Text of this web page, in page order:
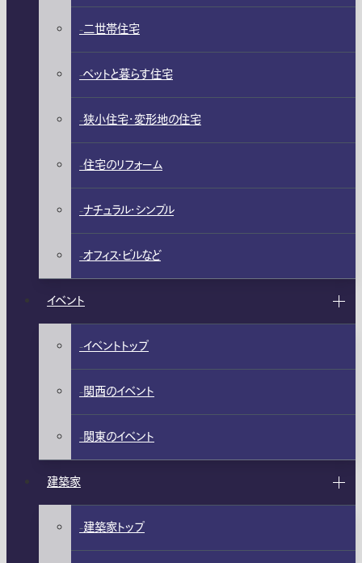
二世帯住宅
ペットと暮らす住宅
狭小住宅・変形地の住宅
住宅のリフォーム
ナチュラル・シンプル
オフィス・ビルなど
イベント
イベントトップ
関西のイベント
関東のイベント
建築家
建築家トップ